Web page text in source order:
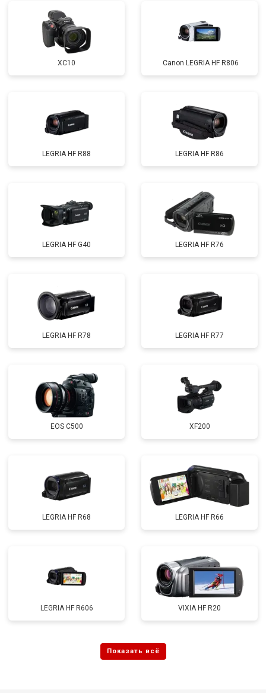
XC10 Canon LEGRIA HF R806
LEGRIA HF R88 LEGRIA HF R86
LEGRIA HF G40 LEGRIA HF R76
LEGRIA HF R78 LEGRIA HF R77
EOS C500 XF200
LEGRIA HF R68 LEGRIA HF R66
LEGRIA HF R606 VIXIA HF R20